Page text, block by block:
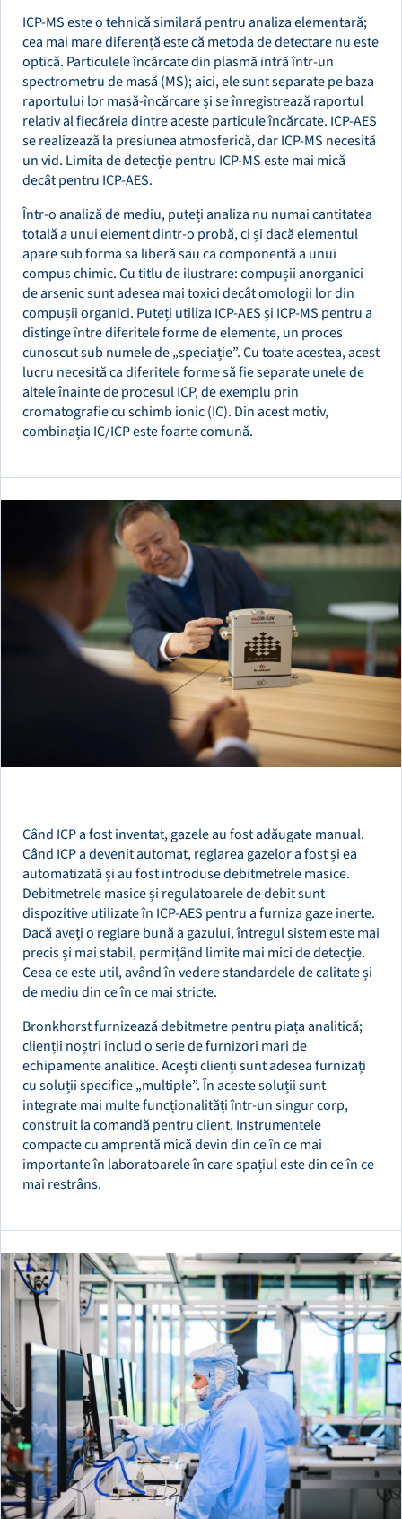
ICP-MS este o tehnică similară pentru analiza elementară;
cea mai mare diferență este că metoda de detectare nu este
optică. Particulele încărcate din plasmă intră într-un
spectrometru de masă (MS); aici, ele sunt separate pe baza
raportului lor masă-încărcare și se înregistrează raportul
relativ al fiecăreia dintre aceste particule încărcate. ICP-AES
se realizează la presiunea atmosferică, dar ICP-MS necesită
un vid. Limita de detecție pentru ICP-MS este mai mică
decât pentru ICP-AES.
Într-o analiză de mediu, puteți analiza nu numai cantitatea
totală a unui element dintr-o probă, ci și dacă elementul
apare sub forma sa liberă sau ca componentă a unui
compus chimic. Cu titlu de ilustrare: compușii anorganici
de arsenic sunt adesea mai toxici decât omologii lor din
compușii organici. Puteți utiliza ICP-AES și ICP-MS pentru a
distinge între diferitele forme de elemente, un proces
cunoscut sub numele de „speciație”. Cu toate acestea, acest
lucru necesită ca diferitele forme să fie separate unele de
altele înainte de procesul ICP, de exemplu prin
cromatografie cu schimb ionic (IC). Din acest motiv,
combinația IC/ICP este foarte comună.
Când ICP a fost inventat, gazele au fost adăugate manual.
Când ICP a devenit automat, reglarea gazelor a fost și ea
automatizată și au fost introduse debitmetrele masice.
Debitmetrele masice și regulatoarele de debit sunt
dispozitive utilizate în ICP-AES pentru a furniza gaze inerte.
Dacă aveți o reglare bună a gazului, întregul sistem este mai
precis și mai stabil, permițând limite mai mici de detecție.
Ceea ce este util, având în vedere standardele de calitate și
de mediu din ce în ce mai stricte.
Bronkhorst furnizează debitmetre pentru piața analitică;
clienții noștri includ o serie de furnizori mari de
echipamente analitice. Acești clienți sunt adesea furnizați
cu soluții specifice „multiple”. În aceste soluții sunt
integrate mai multe funcționalități într-un singur corp,
construit la comandă pentru client. Instrumentele
compacte cu amprentă mică devin din ce în ce mai
importante în laboratoarele în care spațiul este din ce în ce
mai restrâns.